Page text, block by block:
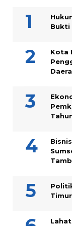
Bukti
Kota